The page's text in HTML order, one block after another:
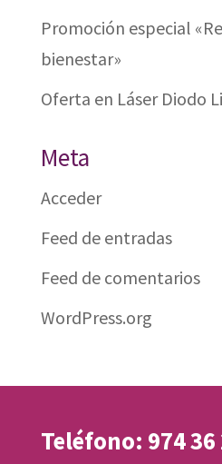
Promoción especial
bienestar»
Oferta en Láser Diodo
Meta
Acceder
Feed de entradas
Feed de comentarios
WordPress.org
Teléfono: 974 36